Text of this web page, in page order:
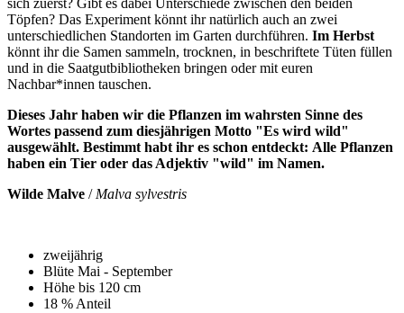
sich zuerst? Gibt es dabei Unterschiede zwischen den beiden
Töpfen? Das Experiment könnt ihr natürlich auch an zwei
unterschiedlichen Standorten im Garten durchführen. Im Herbst
könnt ihr die Samen sammeln, trocknen, in beschriftete Tüten füllen
und in die Saatgutbibliotheken bringen oder mit euren
Nachbar*innen tauschen.
Dieses Jahr haben wir die Pflanzen im wahrsten Sinne des
Wortes passend zum diesjährigen Motto "Es wird wild"
ausgewählt. Bestimmt habt ihr es schon entdeckt: Alle Pflanzen
haben ein Tier oder das Adjektiv "wild" im Namen.
Wilde Malve / Malva sylvestris
zweijährig
Blüte Mai - September
Höhe bis 120 cm
18 % Anteil